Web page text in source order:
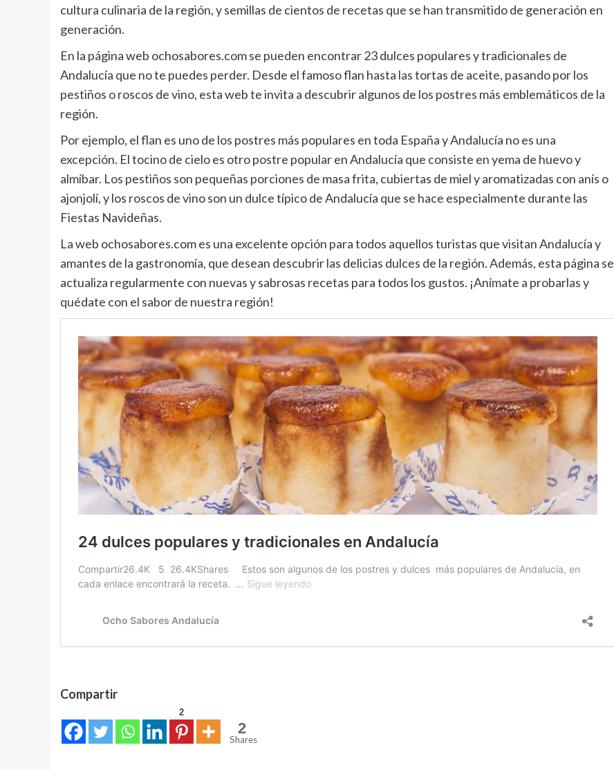
cultura culinaria de la región, y semillas de cientos de recetas que se han transmitido de generación en
generación.
En la página web ochosabores.com se pueden encontrar 23 dulces populares y tradicionales de
Andalucía que no te puedes perder. Desde el famoso flan hasta las tortas de aceite, pasando por los
pestiños o roscos de vino, esta web te invita a descubrir algunos de los postres más emblemáticos de la
región.
Por ejemplo, el flan es uno de los postres más populares en toda España y Andalucía no es una
excepción. El tocino de cielo es otro postre popular en Andalucía que consiste en yema de huevo y
almíbar. Los pestiños son pequeñas porciones de masa frita, cubiertas de miel y aromatizadas con anís o
ajonjolí, y los roscos de vino son un dulce típico de Andalucía que se hace especialmente durante las
Fiestas Navideñas.
La web ochosabores.com es una excelente opción para todos aquellos turistas que visitan Andalucía y
amantes de la gastronomía, que desean descubrir las delicias dulces de la región. Además, esta página se
actualiza regularmente con nuevas y sabrosas recetas para todos los gustos. ¡Anímate a probarlas y
quédate con el sabor de nuestra región!
Compartir
2
2
Shares